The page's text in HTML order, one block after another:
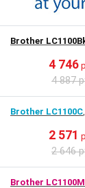
Brother
4 746
4 887
Brother LC1100C
2 571
2 646
Brother LC1100M